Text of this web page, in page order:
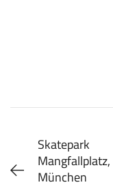
Skatepark
Mangfallplatz,
München